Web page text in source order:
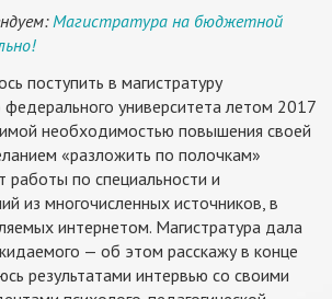
Магистратура на бюджетной
поступить в магистратуру
федерального университета летом 2017
необходимостью повышения своей
«разложить по полочкам»
работы по специальности и
из многочисленных источников, в
интернетом. Магистратура дала
— об этом расскажу в конце
результатами интервью со своими